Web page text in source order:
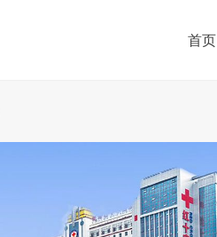
首页